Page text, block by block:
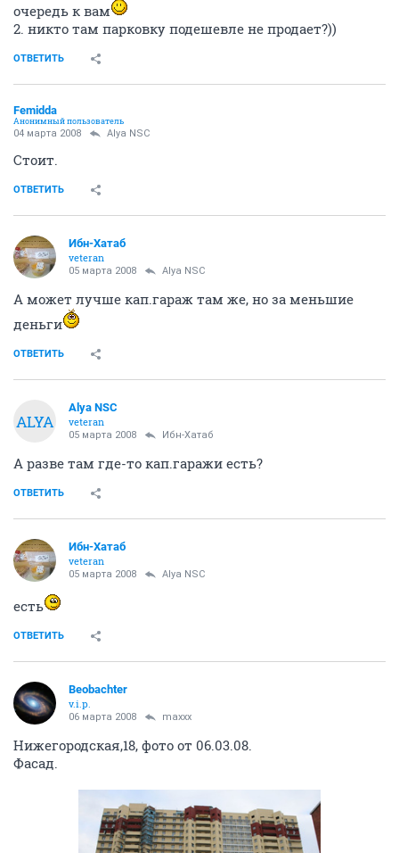
очередь к вам
2. никто там парковку подешевле не продает?))
ОТВЕТИТЬ
Femidda
Анонимный пользователь
04 марта 2008 Alya NSC
Стоит.
ОТВЕТИТЬ
Ибн-Хатаб
veteran
05 марта 2008 Alya NSC
А может лучше кап.гараж там же, но за меньшие
деньги
ОТВЕТИТЬ
ALYA
Alya NSC
veteran
05 марта 2008 Ибн-Хатаб
А разве там где-то кап.гаражи есть?
ОТВЕТИТЬ
Ибн-Хатаб
veteran
05 марта 2008 Alya NSC
есть
ОТВЕТИТЬ
Beobachter
v.i.p.
06 марта 2008 maxxx
Нижегородская,18, фото от 06.03.08.
Фасад.